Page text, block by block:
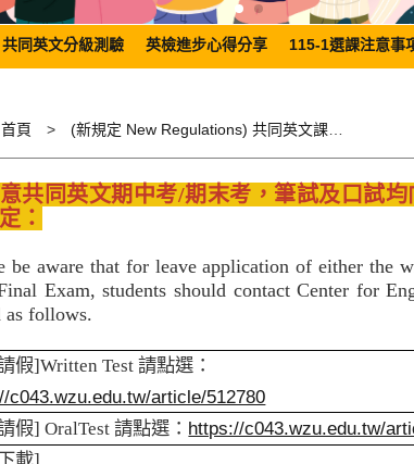
共同英文分級測驗 英檢進步心得分享 115-1選課注意事
首頁
共同英文期中考/期末考，筆試及口試
：
be aware that for leave application of either
Exam, students should contact Center for
as follows.
假]Written Test請點選：
c043.wzu.edu.tw/article/512780
假] OralTest請點選： https://c043.wzu.edu.tw/